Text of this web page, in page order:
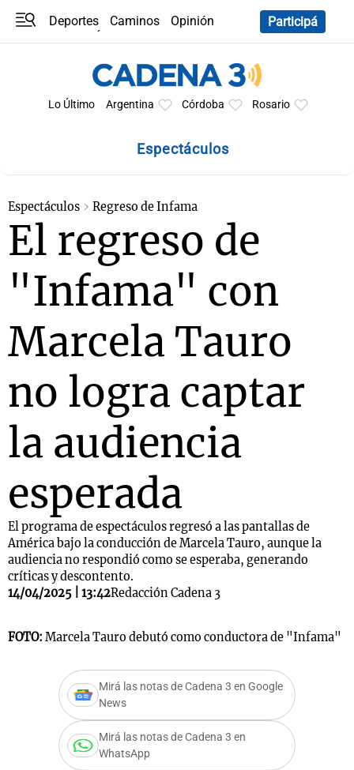
Deportes Caminos
Opinión
Participá
Lo Último Argentina Córdoba Rosario
Espectáculos
Espectáculos Regreso de Infama
El regreso de
"Infama" con
Marcela Tauro
no logra captar
la audiencia
esperada
El programa de espectáculos regresó a las pantallas de
América bajo la conducción de Marcela Tauro, aunque la
audiencia no respondió como se esperaba, generando
críticas y descontento.
14/04/2025 | 13:42Redacción Cadena 3
FOTO: Marcela Tauro debutó como conductora de "Infama"
Mirá las notas de Cadena 3 en Google
News
Mirá las notas de Cadena 3 en
WhatsApp